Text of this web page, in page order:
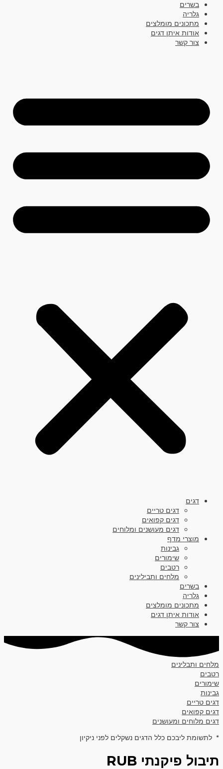
בשרים
גלריה
מתכונים מומלצים
אודות איתן דגים
צור קשר
דגים
דגים טריים
דגים קפואים
דגים מעושנים ומלוחים
מוצרי מדף
גבינות
שימורים
רטבים
מלחים ותבילינים
בשרים
גלריה
מתכונים מומלצים
אודות איתן דגים
צור קשר
מלחים ותבלינים
רטבים
שימורים
גבינות
דגים טריים
דגים קפואים
דגים מלוחים ומעושנים
* לתשומת ליבכם כלל הדגים נשקלים לפני ניקיון
תיבול פיקנתי RUB